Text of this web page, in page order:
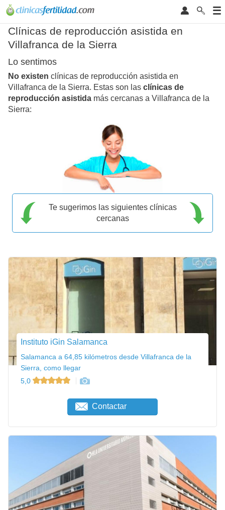
Clínicas de reproducción asistida en
Villafranca de la Sierra
Lo sentimos
No existen clínicas de reproducción asistida en
Villafranca de la Sierra. Estas son las clínicas de
reproducción asistida más cercanas a Villafranca de la
Sierra:
Te sugerimos las siguientes clínicas
cercanas
Instituto iGin Salamanca
Salamanca a 64,85 kilómetros desde Villafranca de la
Sierra, como llegar
5,0
Contactar